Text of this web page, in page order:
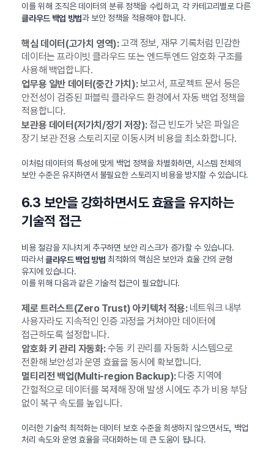
이를 위해 조직은 데이터의 분류 정책을 수립하고, 각 카테고리별로 다른
클라우드 백업 방법과 보안 정책을 적용해야 합니다.
핵심 데이터(고가치 영역):고객 정보, 재무 기록처럼 민감한
데이터는 프라이빗 클라우드 또는 엔드투엔드 암호화 구조를
사용해 백업합니다.
업무용 일반 데이터(중간 가치):보고서, 프로젝트 문서 등은
안전성이 검증된 퍼블릭 클라우드 환경에서 자동 백업 정책을
적용합니다.
보관용 데이터(저가치/장기 저장):접근 빈도가 낮은 파일은
장기 보관 전용 스토리지로 이동시켜 비용을 최소화합니다.
이처럼 데이터의 특성에 맞게 백업 정책을 차별화하면, 시스템 전체의
보안 수준은 유지하면서 불필요한 스토리지 비용을 방지할 수 있습니다.
6.3 보안을 강화하면서도 효율을 유지하는
기술적 접근
비용 절감을 지나치게 추구하면 보안 리스크가 증가할 수 있습니다.
따라서 클라우드 백업 방법 최적화의 핵심은 보안과 효율 간의 균형
유지에 있습니다.
이를 위해 다음과 같은 기술적 접근이 필요합니다.
제로 트러스트(Zero Trust) 아키텍처 적용:네트워크 내부
사용자라도 지속적인 인증 과정을 거쳐야만 데이터에
접근하도록 설정합니다.
암호화 키 관리 자동화:수동 키 관리를 자동화 시스템으로
전환해 보안성과 운영 효율을 동시에 확보합니다.
멀티리전 백업(Multi-region Backup):다중 지역에
간헐적으로 데이터를 복제해 장애 발생 시에도 추가 비용 부담
없이 복구 속도를 높입니다.
이러한 기술적 최적화는 데이터 보호 수준을 희생하지 않으면서도, 백업
처리 속도와 운영 효율을 극대화하는 데 큰 도움이 됩니다.